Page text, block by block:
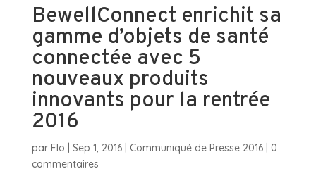
BewellConnect enrichit sa
gamme d’objets de santé
connectée avec 5
nouveaux produits
innovants pour la rentrée
2016
par Flo Sep 1, 2016| Communiqué de Presse 2016| 0
commentaires